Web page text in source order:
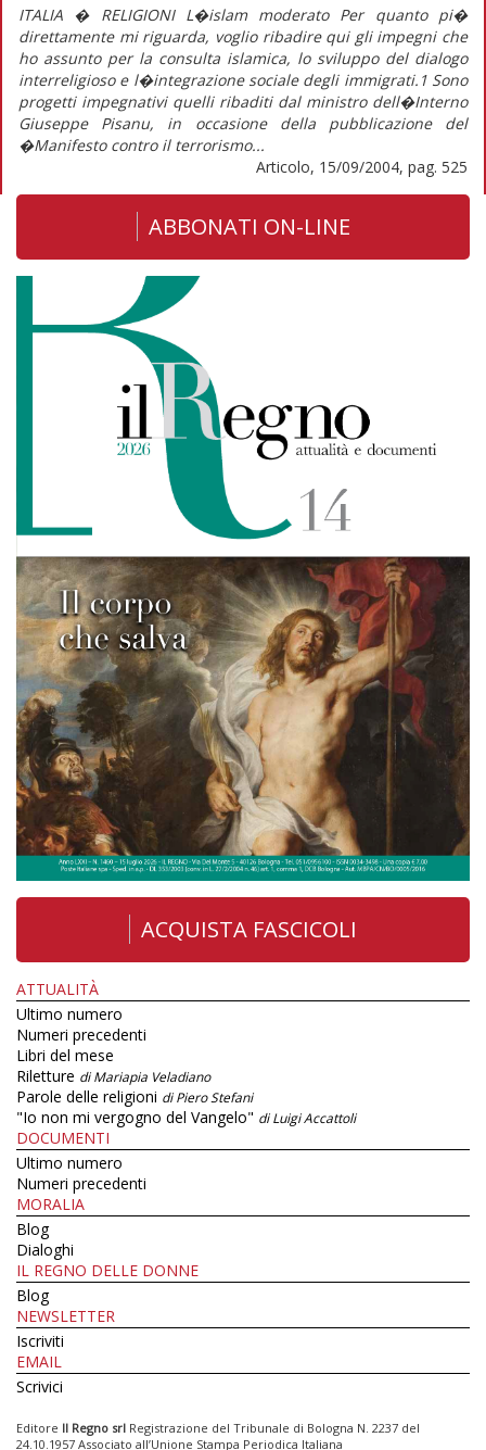
ITALIA � RELIGIONI L�islam moderato Per quanto pi�
direttamente mi riguarda, voglio ribadire qui gli impegni che
ho assunto per la consulta islamica, lo sviluppo del dialogo
interreligioso e l�integrazione sociale degli immigrati.1 Sono
progetti impegnativi quelli ribaditi dal ministro dell�Interno
Giuseppe Pisanu, in occasione della pubblicazione del
�Manifesto contro il terrorismo...
Articolo, 15/09/2004, pag. 525
ABBONATI ON-LINE
ACQUISTA FASCICOLI
ATTUALITÀ
Ultimo numero
Numeri precedenti
Libri del mese
Riletture di Mariapia Veladiano
Parole delle religioni di Piero Stefani
"Io non mi vergogno del Vangelo" di Luigi Accattoli
DOCUMENTI
Ultimo numero
Numeri precedenti
MORALIA
Blog
Dialoghi
IL REGNO DELLE DONNE
Blog
NEWSLETTER
Iscriviti
EMAIL
Scrivici
Editore Il Regno srl Registrazione del Tribunale di Bologna N. 2237 del
24.10.1957 Associato all’Unione Stampa Periodica Italiana